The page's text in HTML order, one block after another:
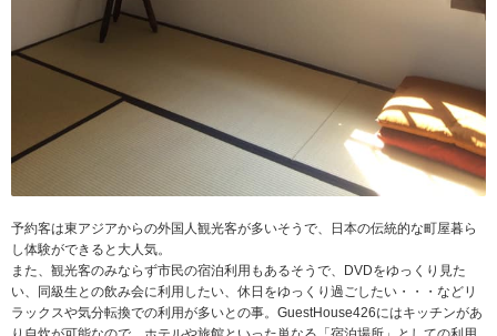
予約客は東アジアからの外国人観光客が多いそうで、日本の伝統的な町屋暮ら
し体験ができると大人気。
また、観光客のみならず市民の宿泊利用もあるそうで、DVDをゆっくり見た
い、同級生との飲み会に利用したい、休日をゆっくり過ごしたい・・・などリ
ラックスや気分転換での利用が多いとの事。GuestHouse426にはキッチンがあ